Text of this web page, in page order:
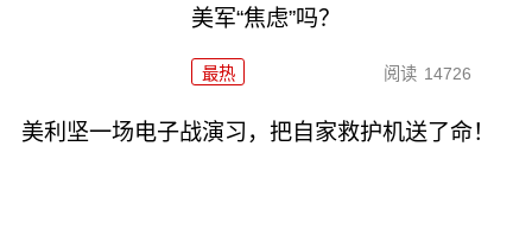
美军“焦虑”吗？
最热 阅读 14726
美利坚一场电子战演习，把自家救护机送了命！